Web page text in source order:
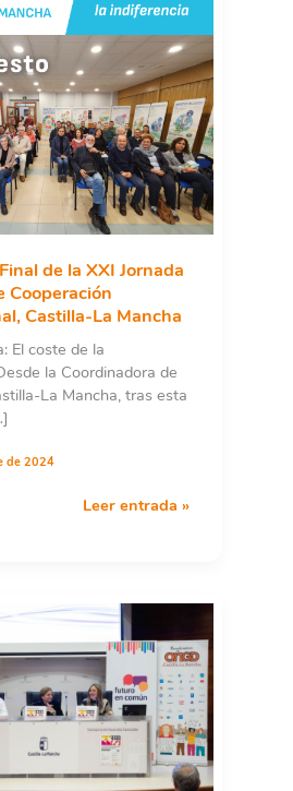
de la XXI Jornada
Cooperación
Castilla-La Mancha
El coste de la
la Coordinadora de
La Mancha, tras esta
de 2024
Manifiesto
Jornada
Regional
de
Cooperación
Internacional,
Castilla-
Mancha
Leer entrada »